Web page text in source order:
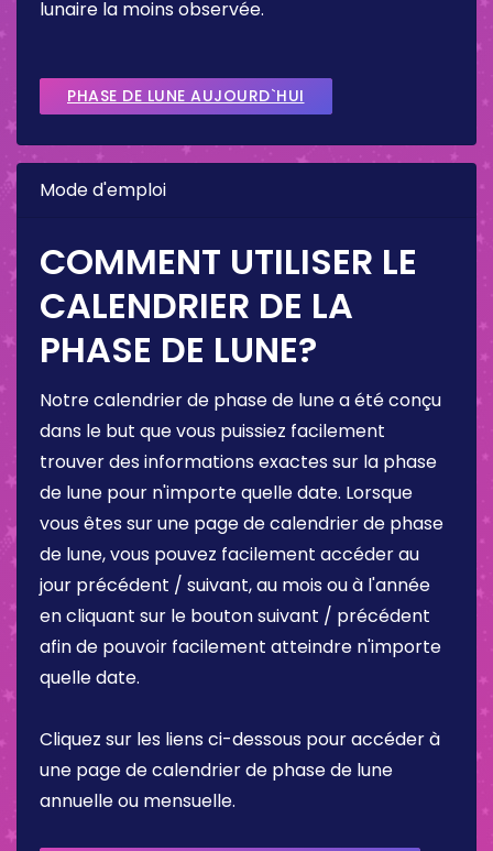
lunaire la moins observée.
PHASE DE LUNE AUJOURD`HUI
Mode d'emploi
COMMENT UTILISER LE
CALENDRIER DE LA
PHASE DE LUNE?
Notre calendrier de phase de lune a été conçu
dans le but que vous puissiez facilement
trouver des informations exactes sur la phase
de lune pour n'importe quelle date. Lorsque
vous êtes sur une page de calendrier de phase
de lune, vous pouvez facilement accéder au
jour précédent / suivant, au mois ou à l'année
en cliquant sur le bouton suivant / précédent
afin de pouvoir facilement atteindre n'importe
quelle date.
Cliquez sur les liens ci-dessous pour accéder à
une page de calendrier de phase de lune
annuelle ou mensuelle.